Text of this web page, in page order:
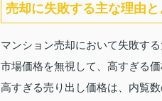
売却に失敗する主な理由
マンション売却において失敗す
市場価格を無視して、高すぎる
高すぎる売り出し価格は、内覧